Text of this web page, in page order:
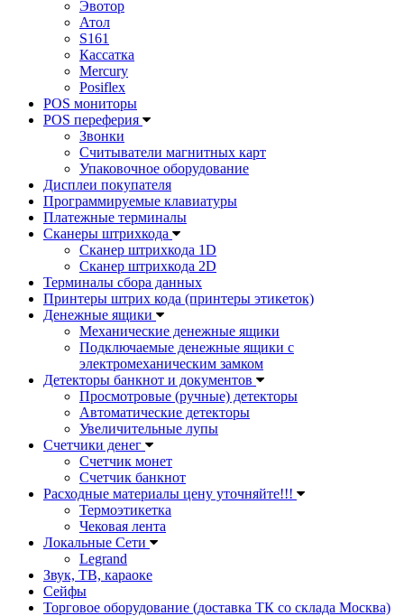
Эвотор
Атол
S161
Кассатка
Mercury
Posiflex
POS мониторы
POS переферия
Звонки
Считыватели магнитных карт
Упаковочное оборудование
Дисплеи покупателя
Программируемые клавиатуры
Платежные терминалы
Сканеры штрихкода
Сканер штрихкода 1D
Сканер штрихкода 2D
Терминалы сбора данных
Принтеры штрих кода (принтеры этикеток)
Денежные ящики
Механические денежные ящики
Подключаемые денежные ящики с
электромеханическим замком
Детекторы банкнот и документов
Просмотровые (ручные) детекторы
Автоматические детекторы
Увеличительные лупы
Счетчики денег
Счетчик монет
Счетчик банкнот
Расходные материалы цену уточняйте!!!
Термоэтикетка
Чековая лента
Локальные Сети
Legrand
Звук, ТВ, караоке
Сейфы
Торговое оборудование (доставка ТК со склада Москва)